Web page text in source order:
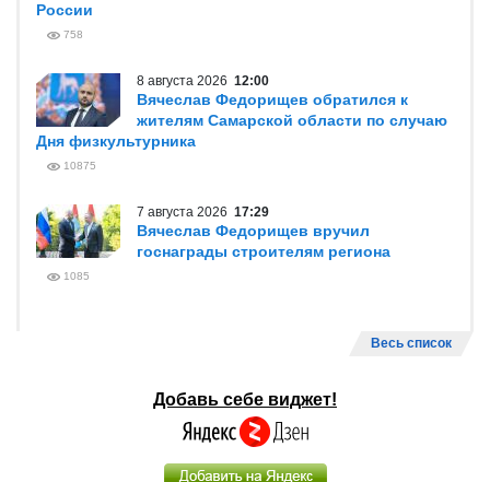
России
758
8 августа 2026 12:00
Вячеслав Федорищев обратился к
жителям Самарской области по случаю
Дня физкультурника
10875
7 августа 2026 17:29
Вячеслав Федорищев вручил
госнаграды строителям региона
1085
Весь список
Добавь себе виджет!